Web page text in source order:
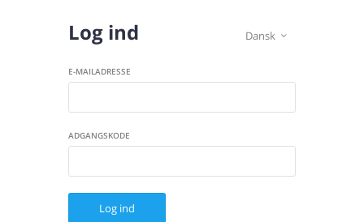
Dansk 
Log ind
E-MAILADRESSE
ADGANGSKODE
Log ind